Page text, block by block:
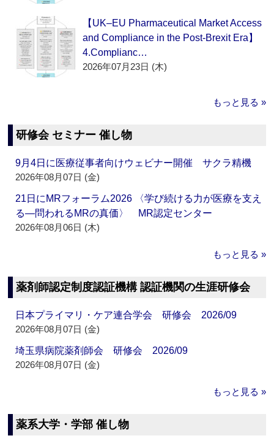
【UK–EU Pharmaceutical Market Access
and Compliance in the Post-Brexit Era】
4.Complianc…
2026年07月23日 (木)
もっと見る »
研修会 セミナー 催し物
9月4日に医療従事者向けウェビナー開催 サクラ精機
2026年08月07日 (金)
21日にMRフォーラム2026 〈学び続ける力が医療を支え
る―問われるMRの真価〉 MR認定センター
2026年08月06日 (木)
もっと見る »
薬剤師認定制度認証機構 認証機関の生涯研修会
日本プライマリ・ケア連合学会 研修会 2026/09
2026年08月07日 (金)
埼玉県病院薬剤師会 研修会 2026/09
2026年08月07日 (金)
もっと見る »
薬系大学・学部 催し物